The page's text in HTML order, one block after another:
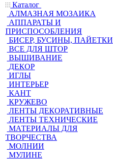
Каталог
АЛМАЗНАЯ МОЗАИКА
АППАРАТЫ И
ПРИСПОСОБЛЕНИЯ
БИСЕР, БУСИНЫ, ПАЙЕТКИ
ВСЕ ДЛЯ ШТОР
ВЫШИВАНИЕ
ДЕКОР
ИГЛЫ
ИНТЕРЬЕР
КАНТ
КРУЖЕВО
ЛЕНТЫ ДЕКОРАТИВНЫЕ
ЛЕНТЫ ТЕХНИЧЕСКИЕ
МАТЕРИАЛЫ ДЛЯ
ТВОРЧЕСТВА
МОЛНИИ
МУЛИНЕ